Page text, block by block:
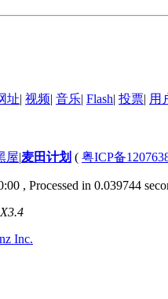
址| 视频| 音乐| Flash| 投票| 用
屋|麦田计划 ( 粤ICP备
, Processed in 0.039744
X3.4
Inc.